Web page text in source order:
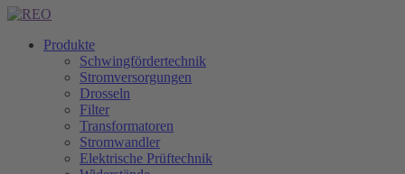
Produkte
Schwingfördertechnik
Stromversorgungen
Drosseln
Filter
Transformatoren
Stromwandler
Elektrische Prüftechnik